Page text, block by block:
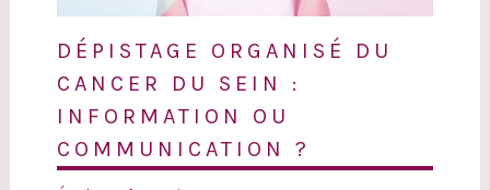
DÉPISTAGE ORGANISÉ DU
CANCER DU SEIN :
INFORMATION OU
COMMUNICATION ?